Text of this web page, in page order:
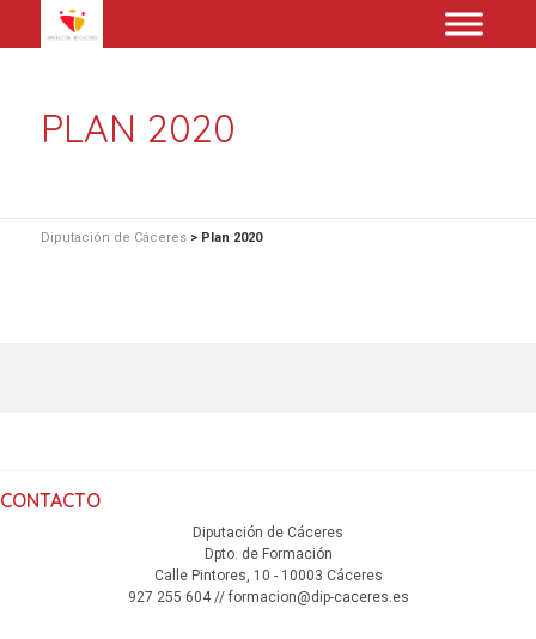
PLAN 2020
Diputación de Cáceres> Plan 2020
CONTACTO
Diputación de Cáceres
Dpto. de Formación
Calle Pintores, 10 - 10003 Cáceres
927 255 604 // formacion@dip-caceres.es